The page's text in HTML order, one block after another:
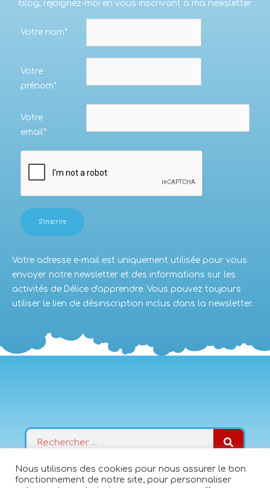
blog, rejoignez-moi en vous inscrivant à ma newsletter
Votre nom*
Votre
prénom*
Votre
email*
Votre adresse e-mail est uniquement utilisée pour vous
envoyer notre newsletter et des informations sur les
activités de Délice d'apprendre. Vous pouvez toujours
utiliser le lien de désinscription inclus dans la newsletter.
Rechercher
Politique de confidentialité
Nous utilisons des cookies pour nous assurer le bon
fonctionnement de notre site, pour personnaliser